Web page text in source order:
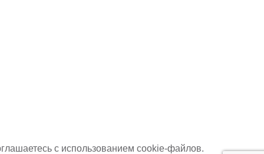
с использованием cookie-файлов.